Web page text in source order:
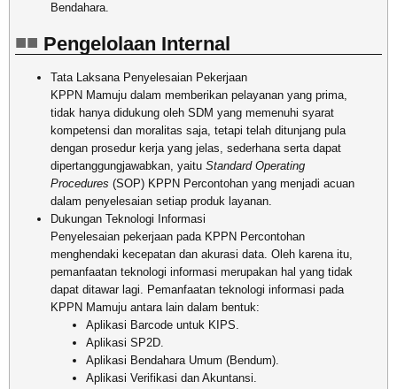
Bendahara.
Pengelolaan Internal
Tata Laksana Penyelesaian Pekerjaan
KPPN Mamuju dalam memberikan pelayanan yang prima,
tidak hanya didukung oleh SDM yang memenuhi syarat
kompetensi dan moralitas saja, tetapi telah ditunjang pula
dengan prosedur kerja yang jelas, sederhana serta dapat
dipertanggungjawabkan, yaitu Standard Operating
Procedures (SOP) KPPN Percontohan yang menjadi acuan
dalam penyelesaian setiap produk layanan.
Dukungan Teknologi Informasi
Penyelesaian pekerjaan pada KPPN Percontohan
menghendaki kecepatan dan akurasi data. Oleh karena itu,
pemanfaatan teknologi informasi merupakan hal yang tidak
dapat ditawar lagi. Pemanfaatan teknologi informasi pada
KPPN Mamuju antara lain dalam bentuk:
Aplikasi Barcode untuk KIPS.
Aplikasi SP2D.
Aplikasi Bendahara Umum (Bendum).
Aplikasi Verifikasi dan Akuntansi.